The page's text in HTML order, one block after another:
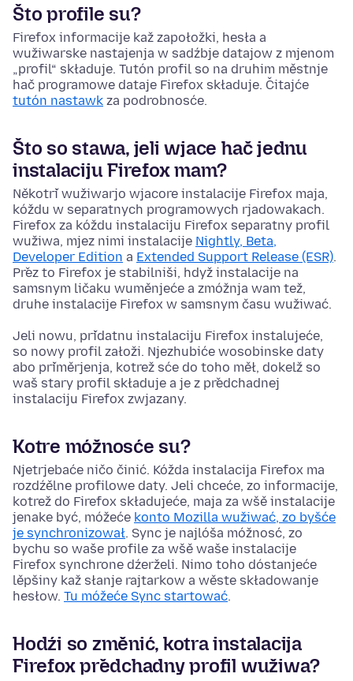
Što profile su?
Firefox informacije kaž zapołožki, hesła a
wužiwarske nastajenja w sadźbje datajow z mjenom
„profil“ składuje. Tutón profil so na druhim městnje
hač programowe dataje Firefox składuje. Čitajće
tutón nastawk za podrobnosće.
Što so stawa, jeli wjace hač jednu
instalaciju Firefox mam?
Někotři wužiwarjo wjacore instalacije Firefox maja,
kóždu w separatnych programowych rjadowakach.
Firefox za kóždu instalaciju Firefox separatny profil
wužiwa, mjez nimi instalacije Nightly, Beta,
Developer Edition a Extended Support Release (ESR).
Přez to Firefox je stabilniši, hdyž instalacije na
samsnym ličaku wuměnjeće a zmóžnja wam tež,
druhe instalacije Firefox w samsnym času wužiwać.
Jeli nowu, přidatnu instalaciju Firefox instalujeće,
so nowy profil załoži. Njezhubiće wosobinske daty
abo přiměrjenja, kotrež sće do toho měł, dokelž so
waš stary profil składuje a je z předchadnej
instalaciju Firefox zwjazany.
Kotre móžnosće su?
Njetrjebaće ničo činić. Kóžda instalacija Firefox ma
rozdźělne profilowe daty. Jeli chceće, zo informacije,
kotrež do Firefox składujeće, maja za wšě instalacije
jenake być, móžeće konto Mozilla wužiwać, zo byšće
je synchronizował. Sync je najlóša móžnosć, zo
bychu so waše profile za wšě waše instalacije
Firefox synchrone dźerželi. Nimo toho dóstanjeće
lěpšiny kaž słanje rajtarkow a wěste składowanje
hesłow. Tu móžeće Sync startować.
Hodźi so změnić, kotra instalacija
Firefox předchadny profil wužiwa?